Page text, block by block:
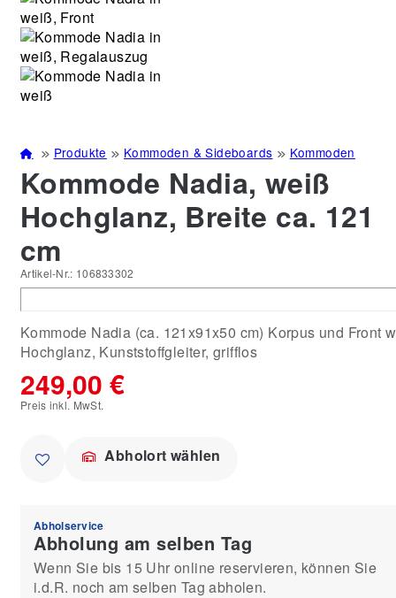
Produkte Kommoden & Sideboards Kommoden
Kommode Nadia, weiß
Hochglanz, Breite ca. 121
cm
Artikel-Nr.: 106833302
Kommode Nadia (ca. 121x91x50 cm) Korpus und Front
Hochglanz, Kunststoffgleiter, grifflos
249,00 €
Preis inkl. MwSt.
Abholort wählen
Abholservice
Abholung am selben Tag
Wenn Sie bis 15 Uhr online reservieren, können Sie
i.d.R. noch am selben Tag abholen.